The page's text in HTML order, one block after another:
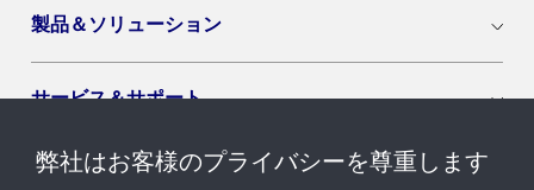
製品＆ソリューション
サービス＆サポート
導入セグメント
弊社はお客様のプライバシーを尊重します